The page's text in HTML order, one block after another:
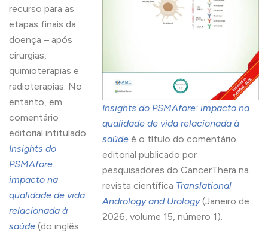
Insights do PSMAfore: impacto na
qualidade de vida relacionada à
saúde é o título do comentário
editorial publicado por
pesquisadores do CancerThera na
revista científica Translational
Andrology and Urology(Janeiro de
2026, volume 15, número 1).
recurso para as
etapas finais da
doença – após
cirurgias,
quimioterapias e
radioterapias. No
entanto, em
comentário
editorial intitulado
Insights do
PSMAfore:
impacto na
qualidade de vida
relacionada à
saúde (do inglês